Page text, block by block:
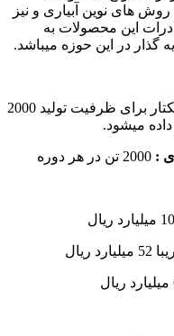
های نوین آبیاری و نیز
این محصولات به
در این حوزه میباشد.
قطعات زمینی به مساحت حداقل 10 هکتار برای ظرفیت تولید 2000
: 2000 تن در هر دوره